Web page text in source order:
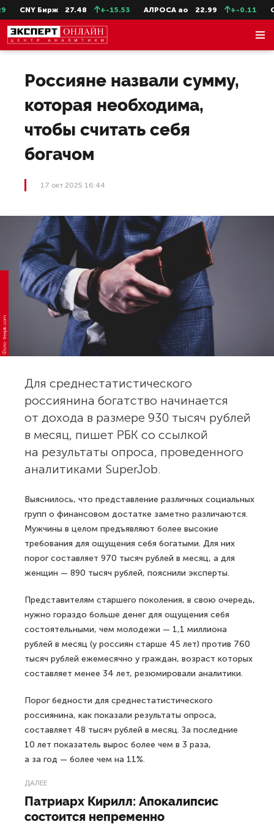
CNY Бирж 27.48 +-15.53 АЛРОСА ао 22.99 +-0.11
Россияне назвали сумму,
которая необходима,
чтобы считать себя
богачом
17 окт 2025 16:44
Фото: freepik.com
Для среднестатистического
россиянина богатство начинается
от дохода в размере 930 тысяч рублей
в месяц, пишет РБК со ссылкой
на результаты опроса, проведенного
аналитиками SuperJob.
Выяснилось, что представление различных социальных
групп о финансовом достатке заметно различаются.
Мужчины в целом предъявляют более высокие
требования для ощущения себя богатыми. Для них
порог составляет 970 тысяч рублей в месяц, а для
женщин — 890 тысяч рублей, пояснили эксперты.
Представителям старшего поколения, в свою очередь,
нужно гораздо больше денег для ощущения себя
состоятельными, чем молодежи — 1,1 миллиона
рублей в месяц (у россиян старше 45 лет) против 760
тысяч рублей ежемесячно у граждан, возраст которых
составляет менее 34 лет, резюмировали аналитики.
Порог бедности для среднестатистического
россиянина, как показали результаты опроса,
составляет 48 тысяч рублей в месяц. За последние
10 лет показатель вырос более чем в 3 раза,
а за год — более чем на 11%.
ДАЛЕЕ
Патриарх Кирилл: Апокалипсис
состоится непременно